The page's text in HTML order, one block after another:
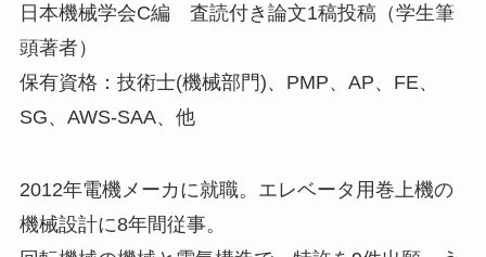
日本機械学会C編 査読付き論文1稿投稿（学生筆
頭著者）
保有資格：技術士(機械部門)、PMP、AP、FE、
SG、AWS-SAA、他
2012年電機メーカに就職。エレベータ用巻上機の
機械設計に8年間従事。